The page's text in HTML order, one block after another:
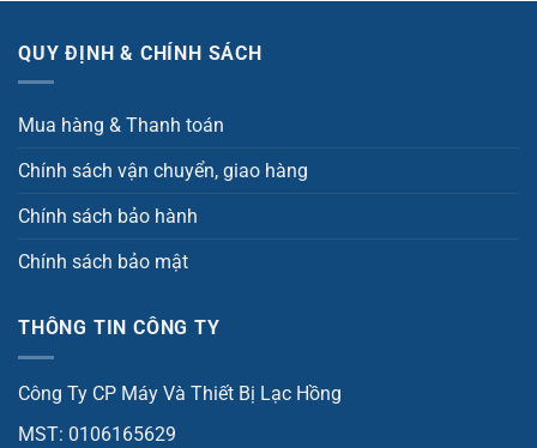
QUY ĐỊNH & CHÍNH SÁCH
Mua hàng & Thanh toán
Chính sách vận chuyển, giao hàng
Chính sách bảo hành
Chính sách bảo mật
THÔNG TIN CÔNG TY
Công Ty CP Máy Và Thiết Bị Lạc Hồng
MST: 0106165629